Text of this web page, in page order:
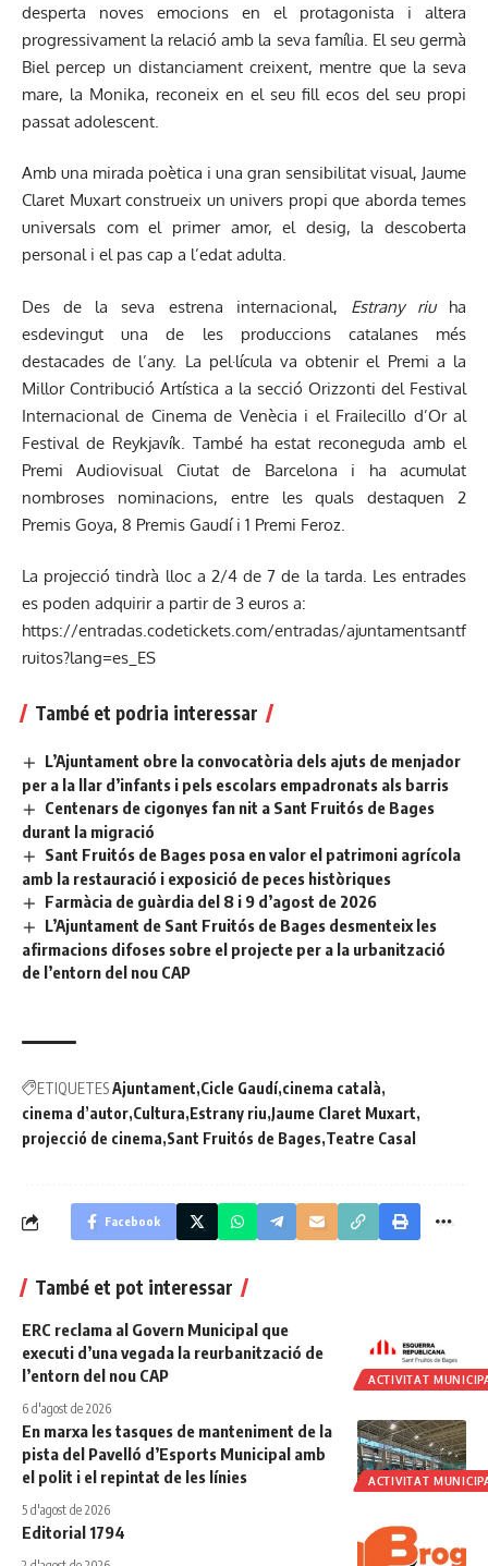
desperta noves emocions en el protagonista i altera
progressivament la relació amb la seva família. El seu germà
Biel percep un distanciament creixent, mentre que la seva
mare, la Monika, reconeix en el seu fill ecos del seu propi
passat adolescent.
Amb una mirada poètica i una gran sensibilitat visual, Jaume
Claret Muxart construeix un univers propi que aborda temes
universals com el primer amor, el desig, la descoberta
personal i el pas cap a l’edat adulta.
Des de la seva estrena internacional, Estrany riuha
esdevingut una de les produccions catalanes més
destacades de l’any. La pel·lícula va obtenir el Premi a la
Millor Contribució Artística a la secció Orizzonti del Festival
Internacional de Cinema de Venècia i el Frailecillo d’Or al
Festival de Reykjavík. També ha estat reconeguda amb el
Premi Audiovisual Ciutat de Barcelona i ha acumulat
nombroses nominacions, entre les quals destaquen 2
Premis Goya, 8 Premis Gaudí i 1 Premi Feroz.
La projecció tindrà lloc a 2/4 de 7 de la tarda. Les entrades
es poden adquirir a partir de 3 euros a:
https://entradas.codetickets.com/entradas/ajuntamentsantf
ruitos?lang=es_ES
També et podria interessar
L’Ajuntament obre la convocatòria dels ajuts de menjador
per a la llar d’infants i pels escolars empadronats als barris
Centenars de cigonyes fan nit a Sant Fruitós de Bages
durant la migració
Sant Fruitós de Bages posa en valor el patrimoni agrícola
amb la restauració i exposició de peces històriques
Farmàcia de guàrdia del 8 i 9 d’agost de 2026
L’Ajuntament de Sant Fruitós de Bages desmenteix les
afirmacions difoses sobre el projecte per a la urbanització
de l’entorn del nou CAP
ETIQUETESAjuntament Cicle Gaudí cinema català
cinema d’autor Cultura Estrany riu Jaume Claret Muxart
projecció de cinema Sant Fruitós de Bages Teatre Casal
Facebook
També et pot interessar
ACTIVITAT
ERC reclama al Govern Municipal que
executi d’una vegada la reurbanització de
l’entorn del nou CAP
6 d'agost de 2026
ACTIVITAT
En marxa les tasques de manteniment de la
pista del Pavelló d’Esports Municipal amb
el polit i el repintat de les línies
5 d'agost de 2026
Editorial 1794